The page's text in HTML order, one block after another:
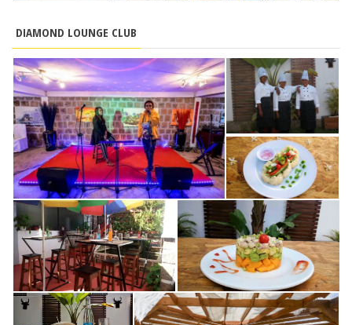
DIAMOND LOUNGE CLUB